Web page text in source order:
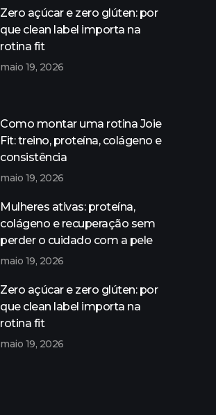
Zero açúcar e zero glúten: por
que clean label importa na
rotina fit
maio 19, 2026
Como montar uma rotina Joie
Fit: treino, proteína, colágeno e
consistência
maio 19, 2026
Mulheres ativas: proteína,
colágeno e recuperação sem
perder o cuidado com a pele
maio 19, 2026
Zero açúcar e zero glúten: por
que clean label importa na
rotina fit
maio 19, 2026